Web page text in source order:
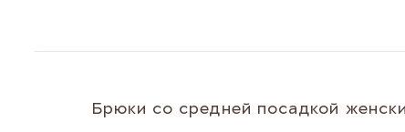
Брюки со средней посадкой